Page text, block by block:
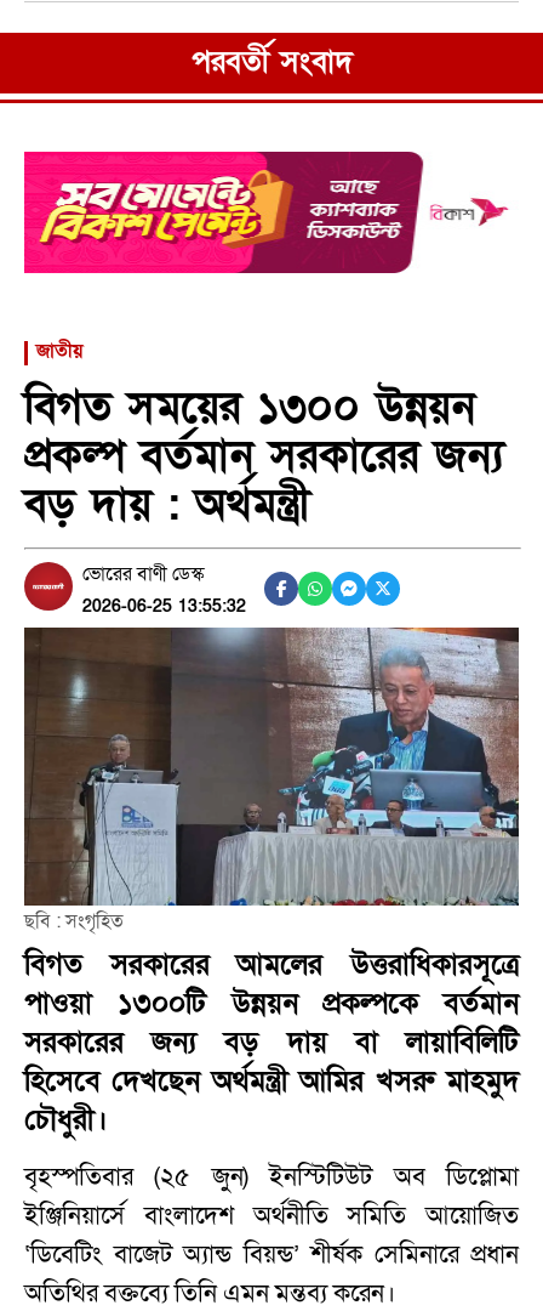
পরবর্তী সংবাদ
জাতীয়
বিগত সময়ের ১৩০০ উন্নয়ন
প্রকল্প বর্তমান সরকারের জন্য
বড় দায় : অর্থমন্ত্রী
ভোরের বাণী ডেস্ক
2026-06-25 13:55:32
ছবি : সংগৃহিত
বিগত সরকারের আমলের উত্তরাধিকারসূত্রে
পাওয়া ১৩০০টি উন্নয়ন প্রকল্পকে বর্তমান
সরকারের জন্য বড় দায় বা লায়াবিলিটি
হিসেবে দেখছেন অর্থমন্ত্রী আমির খসরু মাহমুদ
চৌধুরী।
বৃহস্পতিবার (২৫ জুন) ইনস্টিটিউট অব ডিপ্লোমা
ইঞ্জিনিয়ার্সে বাংলাদেশ অর্থনীতি সমিতি আয়োজিত
‘ডিবেটিং বাজেট অ্যান্ড বিয়ন্ড’ শীর্ষক সেমিনারে প্রধান
অতিথির বক্তব্যে তিনি এমন মন্তব্য করেন।